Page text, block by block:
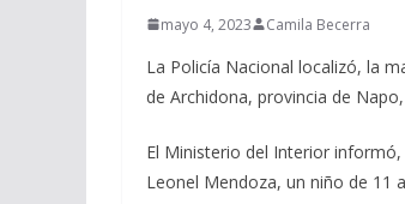
mayo 4, 2023 Camila Becerra
La Policía Nacional localizó, la
de Archidona, provincia de
El Ministerio del Interior
Leonel Mendoza, un niño de 11